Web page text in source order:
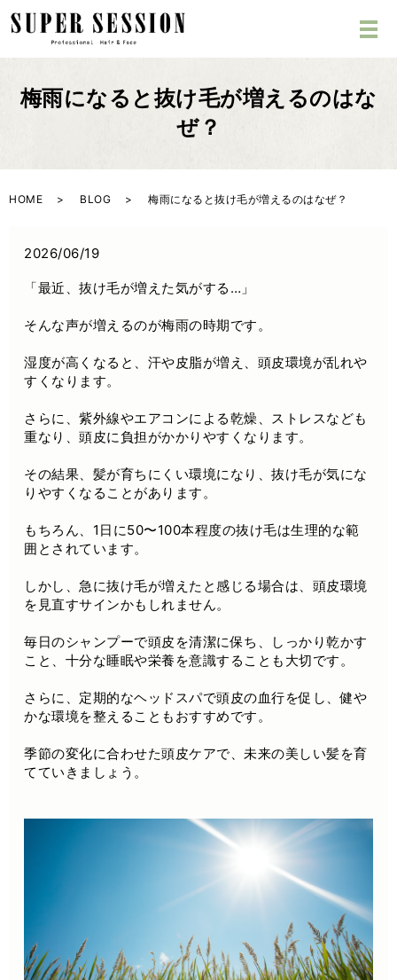
梅雨になると抜け毛が増えるのはな
ぜ？
HOME BLOG 梅雨になると抜け毛が増えるのはなぜ？
2026/06/19
「最近、抜け毛が増えた気がする…」
そんな声が増えるのが梅雨の時期です。
湿度が高くなると、汗や皮脂が増え、頭皮環境が乱れや
すくなります。
さらに、紫外線やエアコンによる乾燥、ストレスなども
重なり、頭皮に負担がかかりやすくなります。
その結果、髪が育ちにくい環境になり、抜け毛が気にな
りやすくなることがあります。
もちろん、1日に50〜100本程度の抜け毛は生理的な範
囲とされています。
しかし、急に抜け毛が増えたと感じる場合は、頭皮環境
を見直すサインかもしれません。
毎日のシャンプーで頭皮を清潔に保ち、しっかり乾かす
こと、十分な睡眠や栄養を意識することも大切です。
さらに、定期的なヘッドスパで頭皮の血行を促し、健や
かな環境を整えることもおすすめです。
季節の変化に合わせた頭皮ケアで、未来の美しい髪を育
てていきましょう。